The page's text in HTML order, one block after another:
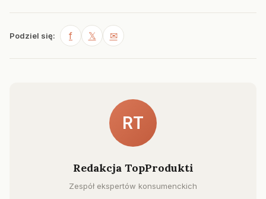
Podziel się: f 𝕏 ✉
RT
Redakcja TopProdukti
Zespół ekspertów konsumenckich